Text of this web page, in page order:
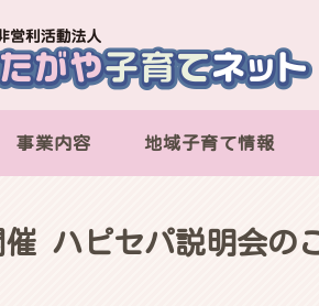
事業内容 地域子育て情報
ハピセパ説明会の